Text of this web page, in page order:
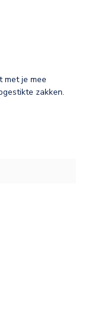
met je mee
zakken.